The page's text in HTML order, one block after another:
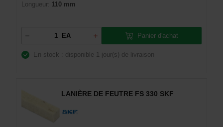
Longueur: 110 mm
EA Panier d'achat
En stock : disponible 1 jour(s) de livraison
LANIÈRE DE FEUTRE FS 330 SKF